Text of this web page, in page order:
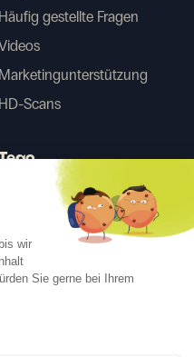
Häufig gestellte Fragen
Marketingunterstützung
HD-Scans
Vorher/Nachher KI
wir
Sie gerne bei Ihrem